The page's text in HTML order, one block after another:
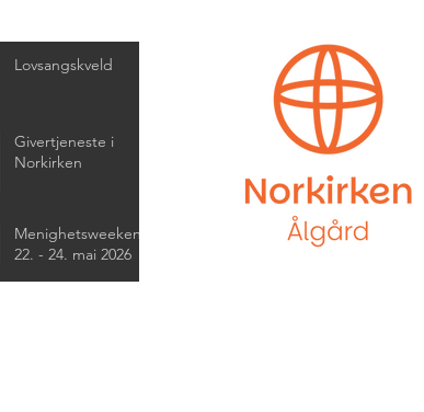
Lovsangskveld
Givertjeneste i
Norkirken
Menighetsweekend
22. - 24. mai 2026